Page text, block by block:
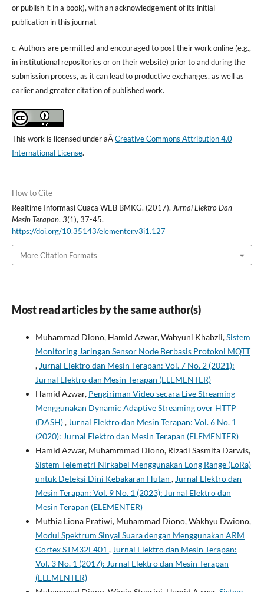
or publish it in a book), with an acknowledgement of its initial
publication in this journal.
c. Authors are permitted and encouraged to post their work online (e.g.,
in institutional repositories or on their website) prior to and during the
submission process, as it can lead to productive exchanges, as well as
earlier and greater citation of published work.
This work is licensed under aÂCreative Commons Attribution 4.0
International License.
How to Cite
Realtime Informasi Cuaca WEB BMKG. (2017). Jurnal Elektro Dan
Mesin Terapan,3(1), 37-45.
https://doi.org/10.35143/elementer.v3i1.127
More Citation Formats
Most read articles by the same author(s)
Muhammad Diono, Hamid Azwar, Wahyuni Khabzli,Sistem
Monitoring Jaringan Sensor Node Berbasis Protokol MQTT
, Jurnal Elektro dan Mesin Terapan: Vol. 7 No. 2 (2021):
Jurnal Elektro dan Mesin Terapan (ELEMENTER)
Hamid Azwar, Pengiriman Video secara Live Streaming
Menggunakan Dynamic Adaptive Streaming over HTTP
(DASH), Jurnal Elektro dan Mesin Terapan: Vol. 6 No. 1
(2020): Jurnal Elektro dan Mesin Terapan (ELEMENTER)
Hamid Azwar, Muhammmad Diono, Rizadi Sasmita Darwis,
Sistem Telemetri Nirkabel Menggunakan Long Range (LoRa)
untuk Deteksi Dini Kebakaran Hutan , Jurnal Elektro dan
Mesin Terapan: Vol. 9 No. 1 (2023): Jurnal Elektro dan
Mesin Terapan (ELEMENTER)
Muthia Liona Pratiwi, Muhammad Diono, Wakhyu Dwiono,
Modul Spektrum Sinyal Suara dengan Menggunakan ARM
Cortex STM32F401 , Jurnal Elektro dan Mesin Terapan:
Vol. 3 No. 1 (2017): Jurnal Elektro dan Mesin Terapan
(ELEMENTER)